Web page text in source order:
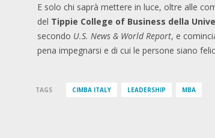
E solo chi saprà mettere in luce, oltre alle
del Tippie College of Business della
secondo U.S. News & World Report, e
pena impegnarsi e di cui le persone siano
TAGS CIMBA ITALY LEADERSHIP MBA